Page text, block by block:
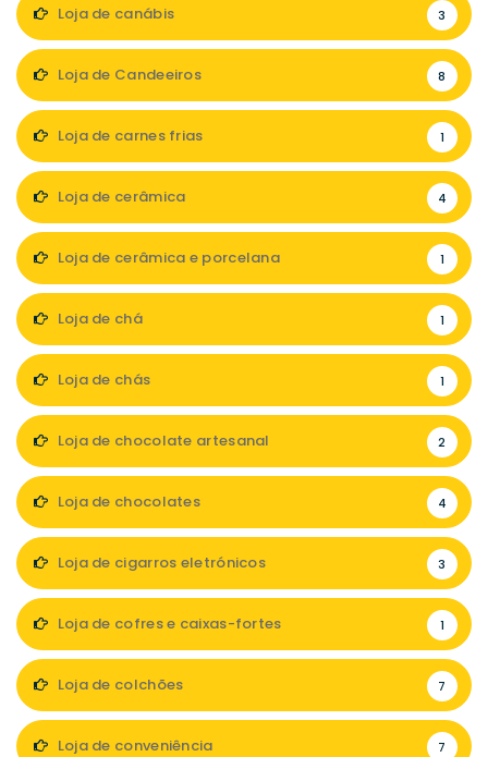
Loja de canábis 3
Loja de Candeeiros 8
Loja de carnes frias 1
Loja de cerâmica 4
Loja de cerâmica e porcelana 1
Loja de chá 1
Loja de chás 1
Loja de chocolate artesanal 2
Loja de chocolates 4
Loja de cigarros eletrónicos 3
Loja de cofres e caixas-fortes 1
Loja de colchões 7
Loja de conveniência 7